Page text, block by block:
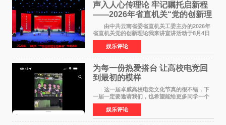
声入人心传理论 牢记嘱托启新程
——2026年省直机关“党的创新理
论我来讲”宣讲活动圆满落幕
由中共云南省委省直机关工委主办的2026年
省直机关党的创新理论我来讲宣讲活动于8月4日
至5日在昆明举办。活动以 "牢记嘱托 感恩奋进
开创云南发展新局面 "为主题，坚持以新时代中国
特色社会主义
娱乐评论
为每一份热爱搭台 让高校电竞回
到最初的模样
这一届卓威高校电竞文化节真的很不错，下
一届一定要邀请我们，也希望能给更多同学一个
来到现场的机会。 2026卓威高校电竞文化节
已经落下帷幕，在活动结束后，仍有不少高校电
竞社负责人和现
娱乐评论